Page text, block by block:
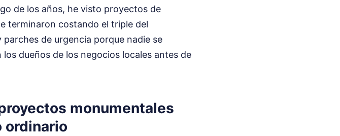
de los años, he visto proyectos de
terminaron costando el triple del
de urgencia porque nadie se
dueños de los negocios locales antes de
monumentales
ordinario